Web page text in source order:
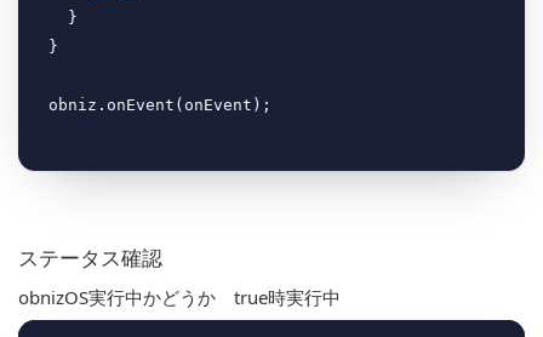
}
ステータス確認
obnizOS実行中かどうか true時実行中